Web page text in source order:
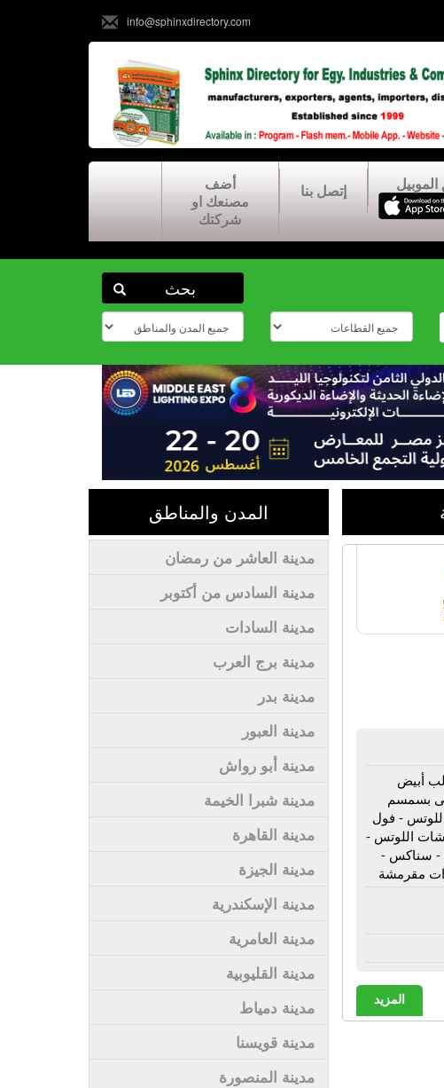
info@sphinxdirectory.com
إتصل بنا
أضف
مصنعك او
شركتك
أبيض
بسمسم
- فول
اللوتس -
- سناكس -
مقرمشة
المزيد
المدن والمناطق
مدينة العاشر من رمضان
مدينة السادس من أكتوبر
مدينة السادات
مدينة برج العرب
مدينة بدر
مدينة العبور
مدينة أبو رواش
مدينة شبرا الخيمة
مدينة القاهرة
مدينة الجيزة
مدينة الإسكندرية
مدينة العامرية
مدينة القليوبية
مدينة دمياط
مدينة قويسنا
مدينة المنصورة